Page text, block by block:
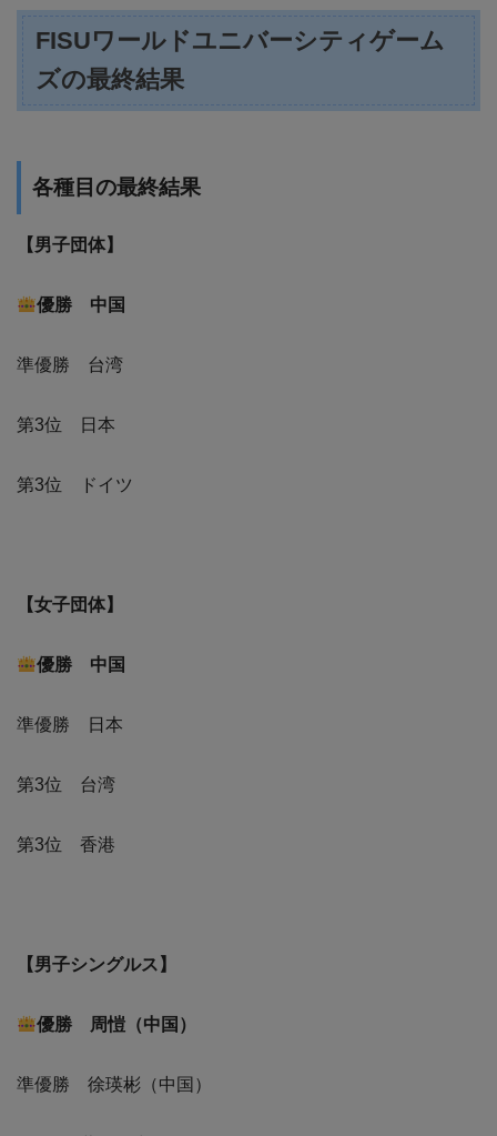
FISUワールドユニバーシティゲーム
ズの最終結果
各種目の最終結果
【男子団体】
優勝 中国
準優勝 台湾
第3位 日本
第3位 ドイツ
【女子団体】
優勝 中国
準優勝 日本
第3位 台湾
第3位 香港
【男子シングルス】
優勝 周愷（中国）
準優勝 徐瑛彬（中国）